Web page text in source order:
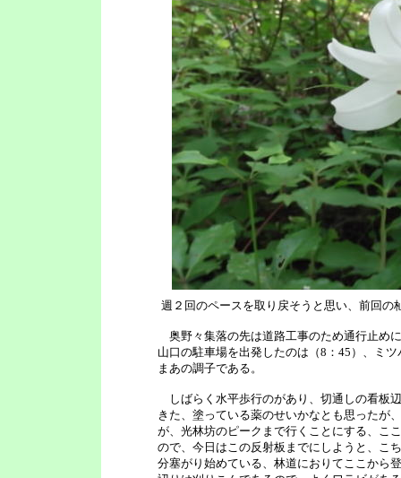
週２回のペースを取り戻そうと思い、前回
奥野々集落の先は道路工事のため通行止め
山口の駐車場を出発したのは（8：45）、ミ
まあの調子である。
しばらく水平歩行のがあり、切通しの看板
きた、塗っている薬のせいかなとも思ったが
が、光林坊のピークまで行くことにする、こ
ので、今日はこの反射板までにしようと、こ
分塞がり始めている、林道におりてここから